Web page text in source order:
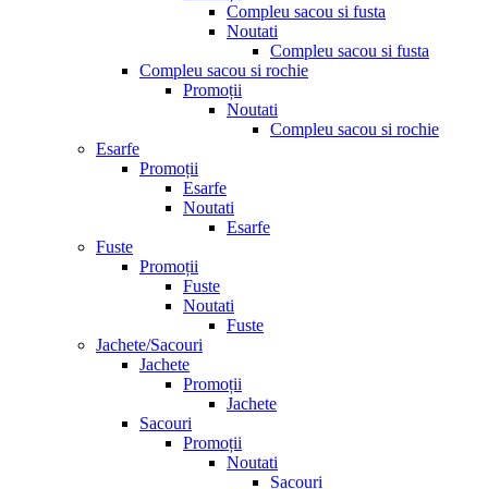
Compleu sacou si fusta
Noutati
Compleu sacou si fusta
Compleu sacou si rochie
Promoții
Noutati
Compleu sacou si rochie
Esarfe
Promoții
Esarfe
Noutati
Esarfe
Fuste
Promoții
Fuste
Noutati
Fuste
Jachete/Sacouri
Jachete
Promoții
Jachete
Sacouri
Promoții
Noutati
Sacouri